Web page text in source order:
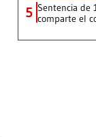
5 Sentencia de
comparte el